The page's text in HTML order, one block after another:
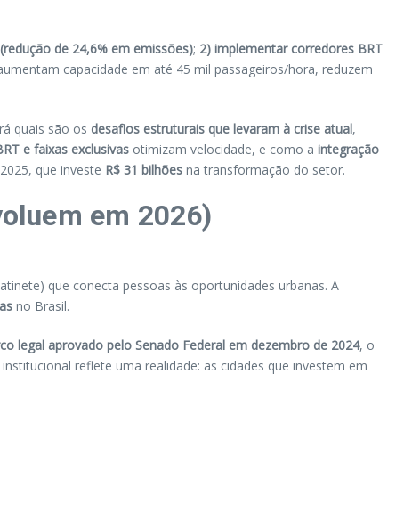
de 24,6% em emissões); 2) implementar corredores BRT
capacidade em até 45 mil passageiros/hora, reduzem
quais são os desafios estruturais que levaram à crise atual,
e faixas exclusivas otimizam velocidade, e como a integração
que investe R$ 31 bilhões na transformação do setor.
em 2026)
que conecta pessoas às oportunidades urbanas. A
no Brasil.
legal aprovado pelo Senado Federal em dezembro de 2024, o
institucional reflete uma realidade: as cidades que investem em